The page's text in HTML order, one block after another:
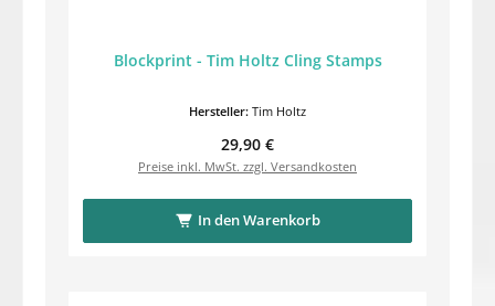
Blockprint - Tim Holtz Cling Stamps
Hersteller: Tim Holtz
Regulärer Preis:
29,90 €
Preise inkl. MwSt. zzgl. Versandkosten
In den Warenkorb